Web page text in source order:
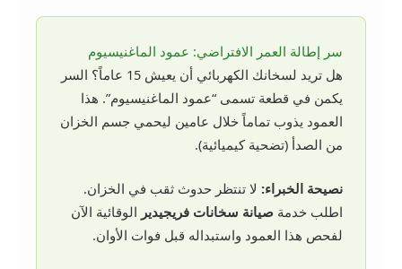
سر إطالة العمر الافتراضي: عمود الماغنيسيوم
هل تريد لسخانك الكهربائي أن يعيش 15 عاماً؟ السر
يكمن في قطعة تسمى “عمود الماغنيسيوم”. هذا
العمود يذوب تماماً خلال عامين ليحمي جسم الخزان
من الصدأ (تضحية كيميائية).
نصيحة الخبراء: لا تنتظر حدوث ثقب في الخزان.
اطلب خدمة صيانة سخانات فريجيدير الوقائية الآن
لفحص هذا العمود واستبداله قبل فوات الأوان.